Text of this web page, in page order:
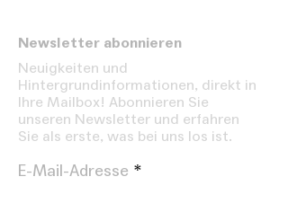
Newsletter abonnieren
Neuigkeiten und
Hintergrundinformationen, direkt in
Ihre Mailbox! Abonnieren Sie
unseren Newsletter und erfahren
Sie als erste, was bei uns los ist.
E-Mail-Adresse